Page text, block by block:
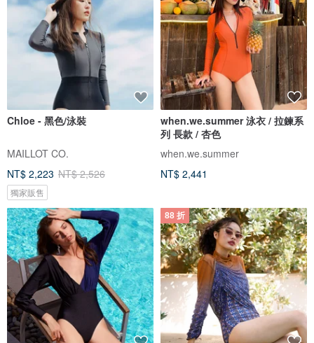
Chloe - 黑色/泳裝
MAILLOT CO.
NT$ 2,223 NT$ 2,526
獨家販售
when.we.summer 泳衣 / 拉鍊系
列 長款 / 杏色
when.we.summer
NT$ 2,441
88 折